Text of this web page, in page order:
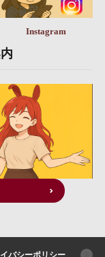
Instagram
バシーポリシー